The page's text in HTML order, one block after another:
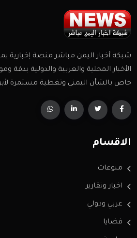
شبكة أخبار اليمن مباشر منصة إخبارية
الأخبار المحلية والعربية والدولية بدقة
خاص بالشأن اليمني وتغطية مستمرة
الاقسام
منوعات
اخبار وتقارير
عربي ودولي
قضايا